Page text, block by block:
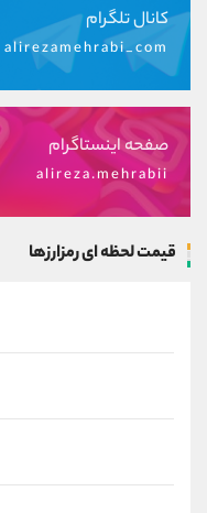
کانال تلگرام
alirezamehrabi_com
صفحه اینستاگرام
alireza.mehrabii
قیمت لحظه ای رمزارزها